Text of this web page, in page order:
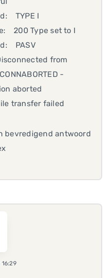
TYPE I
200 Type set to I
PASV
from
-
aborted
transfer failed
bevredigend antwoord